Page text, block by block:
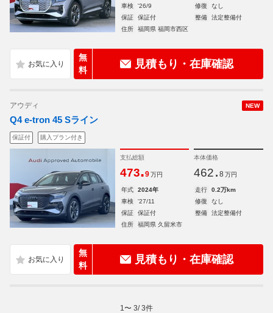
車検
'26/9 修復
なし
保証
保証付 整備
法定整備付
住所
福岡県 福岡市西区
無
料
見積もり・在庫確認
NEW
アウディ
Q4 e-tron 45 Sライン
保証付 購入プラン付き
支払総額
473.9 万円
本体価格
462. 8 万円
年式 2024年 走行
0.2万km
車検
'27/11 修復
なし
保証
保証付 整備
法定整備付
住所
福岡県 久留米市
無
料
見積もり・在庫確認
1 〜 3/3件